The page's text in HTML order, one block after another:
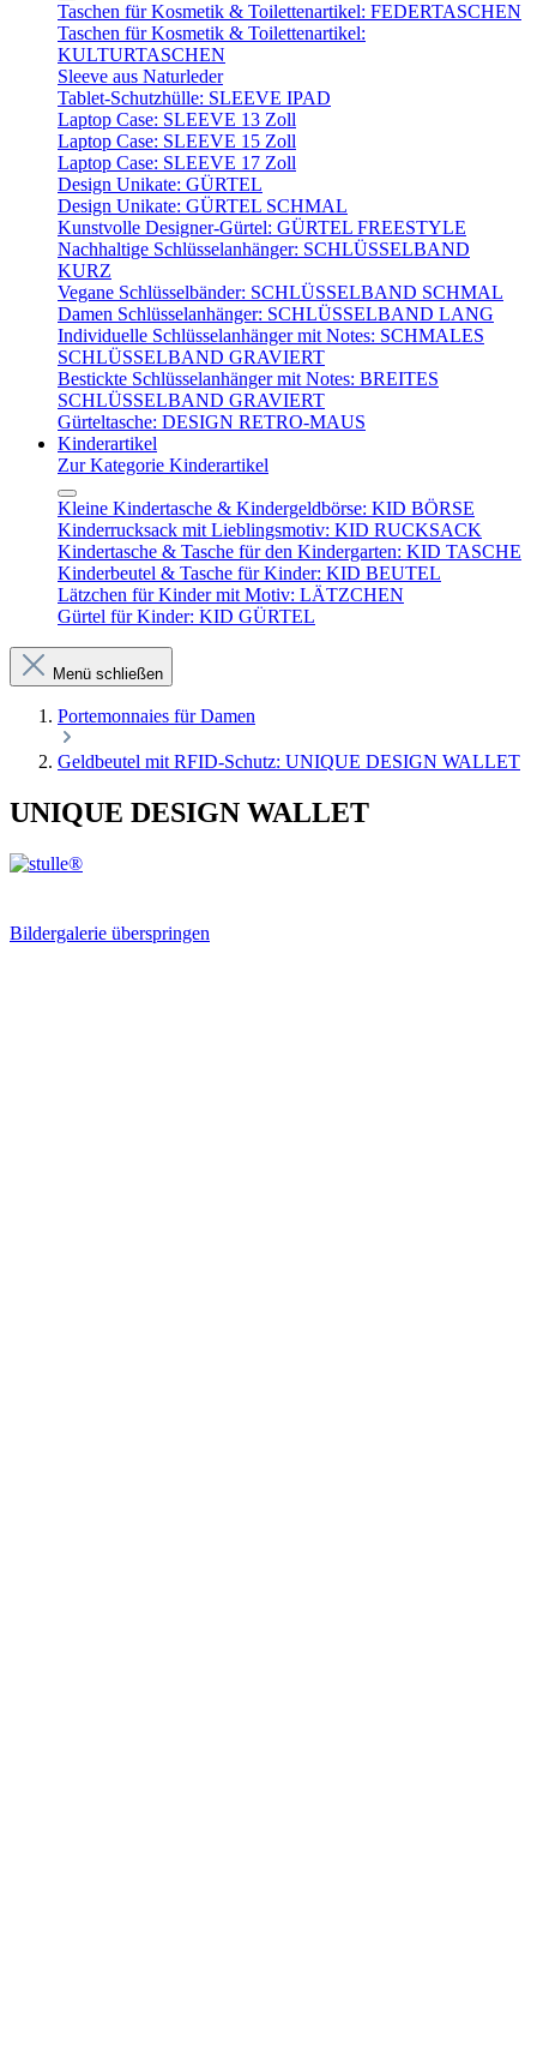
Taschen für Kosmetik & Toilettenartikel: FEDERTASCHEN
Taschen für Kosmetik & Toilettenartikel:
KULTURTASCHEN
Sleeve aus Naturleder
Tablet-Schutzhülle: SLEEVE IPAD
Laptop Case: SLEEVE 13 Zoll
Laptop Case: SLEEVE 15 Zoll
Laptop Case: SLEEVE 17 Zoll
Design Unikate: GÜRTEL
Design Unikate: GÜRTEL SCHMAL
Kunstvolle Designer-Gürtel: GÜRTEL FREESTYLE
Nachhaltige Schlüsselanhänger: SCHLÜSSELBAND
KURZ
Vegane Schlüsselbänder: SCHLÜSSELBAND SCHMAL
Damen Schlüsselanhänger: SCHLÜSSELBAND LANG
Individuelle Schlüsselanhänger mit Notes: SCHMALES
SCHLÜSSELBAND GRAVIERT
Bestickte Schlüsselanhänger mit Notes: BREITES
SCHLÜSSELBAND GRAVIERT
Gürteltasche: DESIGN RETRO-MAUS
Kinderartikel
Zur Kategorie Kinderartikel
Kleine Kindertasche & Kindergeldbörse: KID BÖRSE
Kinderrucksack mit Lieblingsmotiv: KID RUCKSACK
Kindertasche & Tasche für den Kindergarten: KID TASCHE
Kinderbeutel & Tasche für Kinder: KID BEUTEL
Lätzchen für Kinder mit Motiv: LÄTZCHEN
Gürtel für Kinder: KID GÜRTEL
Menü schließen
Portemonnaies für Damen
Geldbeutel mit RFID-Schutz: UNIQUE DESIGN WALLET
UNIQUE DESIGN WALLET
Bildergalerie überspringen